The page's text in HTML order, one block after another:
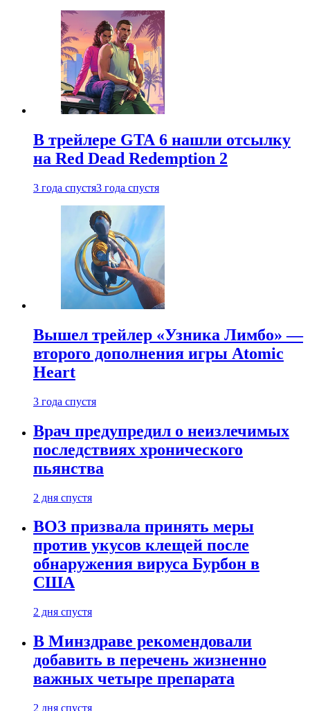
В трейлере GTA 6 нашли отсылку
на Red Dead Redemption 2
3 года спустя3 года спустя
Вышел трейлер «Узника Лимбо» —
второго дополнения игры Atomic
Heart
3 года спустя
Врач предупредил о неизлечимых
последствиях хронического
пьянства
2 дня спустя
ВОЗ призвала принять меры
против укусов клещей после
обнаружения вируса Бурбон в
США
2 дня спустя
В Минздраве рекомендовали
добавить в перечень жизненно
важных четыре препарата
2 дня спустя